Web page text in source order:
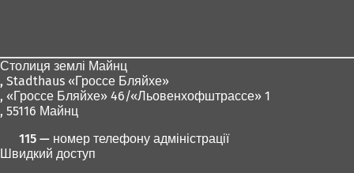
Столиця землі Майнц
, Stadthaus «Гроссе Бляйхе»
, «Гроссе Бляйхе» 46/«Льовенхофштрассе» 1
, 55116 Майнц
115 — номер телефону адміністрації
Швидкий доступ